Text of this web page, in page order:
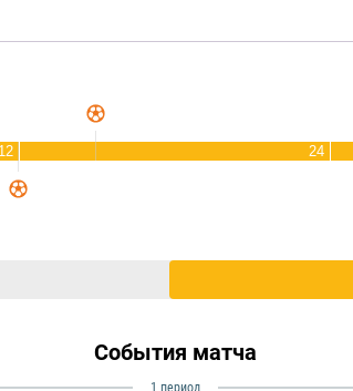
12 24
События матча
1 период